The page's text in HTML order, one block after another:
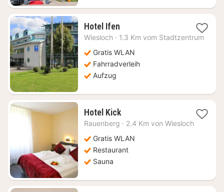
Hotel Ifen1
Nacht
71,96
€
Wiesloch · 1.3 Km vom Stadtzentrum
Gratis WLAN
Fahrradverleih
Aufzug
Hotel Kick1
Nacht
85,23
€
Rauenberg · 2.4 Km von Wiesloch
Gratis WLAN
Restaurant
Sauna